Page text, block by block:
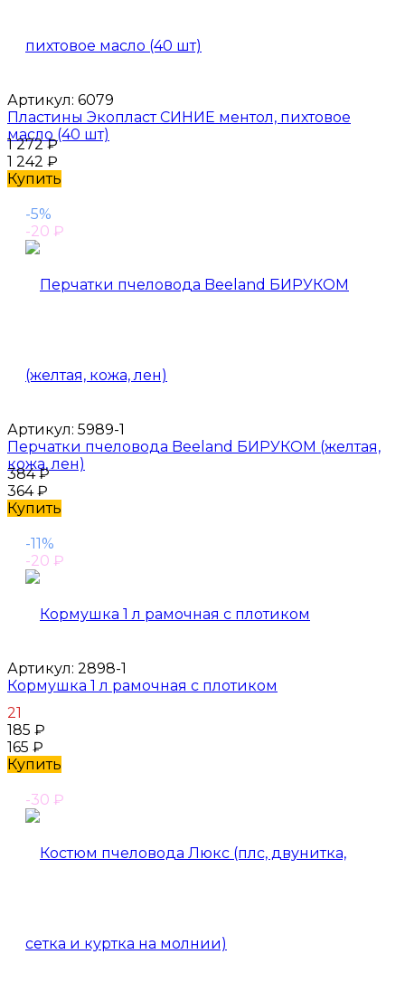
Артикул: 6079
Пластины Экопласт СИНИЕ ментол, пихтовое
масло (40 шт)
1 272₽
1 242 ₽
Купить
-5%
-20 ₽
Артикул: 5989-1
Перчатки пчеловода Beeland БИРУКОМ (желтая,
кожа, лен)
384₽
364₽
Купить
-11%
-20 ₽
Артикул: 2898-1
Кормушка 1 л рамочная с плотиком
21
185 ₽
165 ₽
Купить
-30 ₽